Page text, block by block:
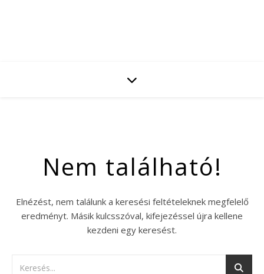
Nem található!
Elnézést, nem találunk a keresési feltételeknek megfelelő
eredményt. Másik kulcsszóval, kifejezéssel újra kellene
kezdeni egy keresést.